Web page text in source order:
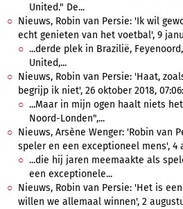
United." De...
Nieuws, Robin van Persie: 'Ik wil
echt genieten van het voetbal', 9
...derde plek in Brazilië, Feyenoord,
United,...
Nieuws, Robin van Persie: 'Haat,
begrijp ik niet', 26 oktober 2018,
...Maar in mijn ogen haalt niets
Noord-Londen",...
Nieuws, Arsène Wenger: 'Robin van
speler en een exceptioneel mens', 4
...die hij jaren meemaakte als
een exceptionele...
Nieuws, Robin van Persie: 'Het is
willen we allemaal winnen', 2